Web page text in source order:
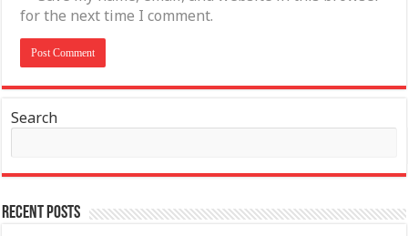
for the next time I comment.
Search
Recent Posts